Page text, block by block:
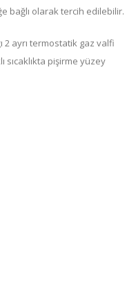
bağlı olarak tercih edilebilir.
2 ayrı termostatik gaz valfi
sıcaklıkta pişirme yüzey